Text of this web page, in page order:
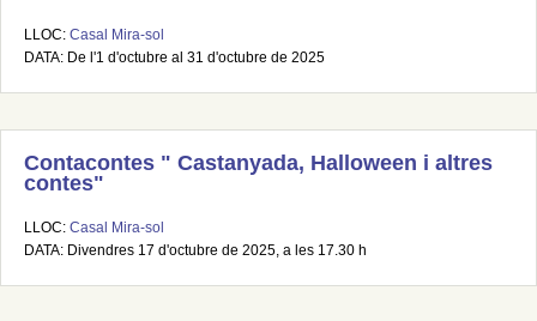
LLOC: Casal Mira-sol
DATA: De l'1 d'octubre al 31 d'octubre de 2025
Contacontes " Castanyada, Halloween i altres
contes"
LLOC: Casal Mira-sol
DATA: Divendres 17 d'octubre de 2025, a les 17.30 h